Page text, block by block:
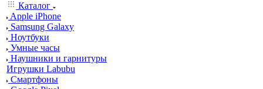
Каталог
Apple iPhone
Samsung Galaxy
Ноутбуки
Умные часы
Наушники и гарнитуры
Игрушки Labubu
Смартфоны